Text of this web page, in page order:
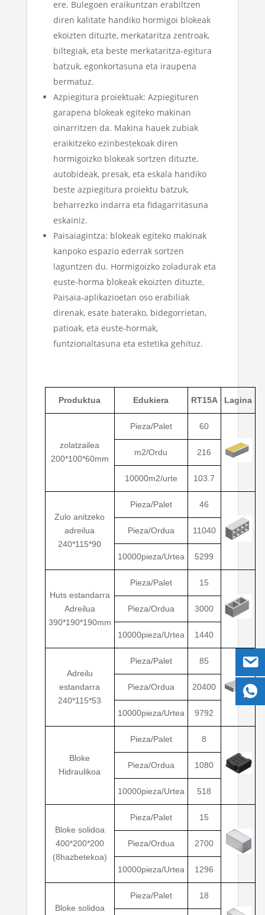
ere. Bulegoen eraikuntzan erabiltzen
diren kalitate handiko hormigoi blokeak
ekoizten dituzte, merkataritza zentroak,
biltegiak, eta beste merkataritza-egitura
batzuk, egonkortasuna eta iraupena
bermatuz.
Azpiegitura proiektuak: Azpiegituren
garapena blokeak egiteko makinan
oinarritzen da. Makina hauek zubiak
eraikitzeko ezinbestekoak diren
hormigoizko blokeak sortzen dituzte,
autobideak, presak, eta eskala handiko
beste azpiegitura proiektu batzuk,
beharrezko indarra eta fidagarritasuna
eskainiz.
Paisaiagintza: blokeak egiteko makinak
kanpoko espazio ederrak sortzen
laguntzen du. Hormigoizko zoladurak eta
euste-horma blokeak ekoizten dituzte,
Paisaia-aplikazioetan oso erabiliak
direnak, esate baterako, bidegorrietan,
patioak, eta euste-hormak,
funtzionaltasuna eta estetika gehituz.
Produktua Edukiera RT15A Lagina
zolatzailea
200*100*60mm
Pieza/Palet 60
m2/Ordu 216
10000m2/urte 103.7
Zulo anitzeko
adreilua
240*115*90
Pieza/Palet 46
Pieza/Ordua 11040
10000pieza/Urtea 5299
Huts estandarra
Adreilua
390*190*190mm
Pieza/Palet 15
Pieza/Ordua 3000
10000pieza/Urtea 1440
Adreilu
estandarra
240*115*53
Pieza/Palet 85
Pieza/Ordua 20400
10000pieza/Urtea 9792
Bloke
Hidraulikoa
Pieza/Palet 8
Pieza/Ordua 1080
10000pieza/Urtea 518
Bloke solidoa
400*200*200
(8hazbetekoa)
Pieza/Palet 15
Pieza/Ordua 2700
10000pieza/Urtea 1296
Bloke solidoa
Pieza/Palet 18